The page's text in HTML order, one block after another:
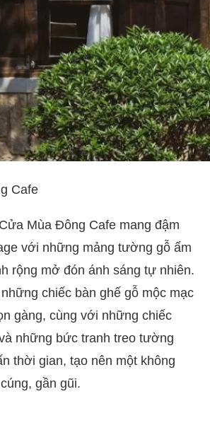
Cafe
Mùa Đông Cafe mang đậm
với những mảng tường gỗ ấm
rộng mở đón ánh sáng tự nhiên.
chiếc bàn ghế gỗ mộc mạc
gàng, cùng với những chiếc
những bức tranh treo tường
thời gian, tạo nên một không
gần gũi.